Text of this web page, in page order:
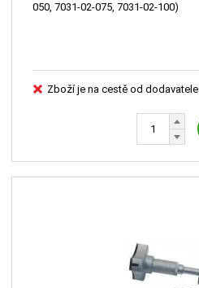
050, 7031-02-075, 7031-02-100)
Zboží je na cestě od dodavatele